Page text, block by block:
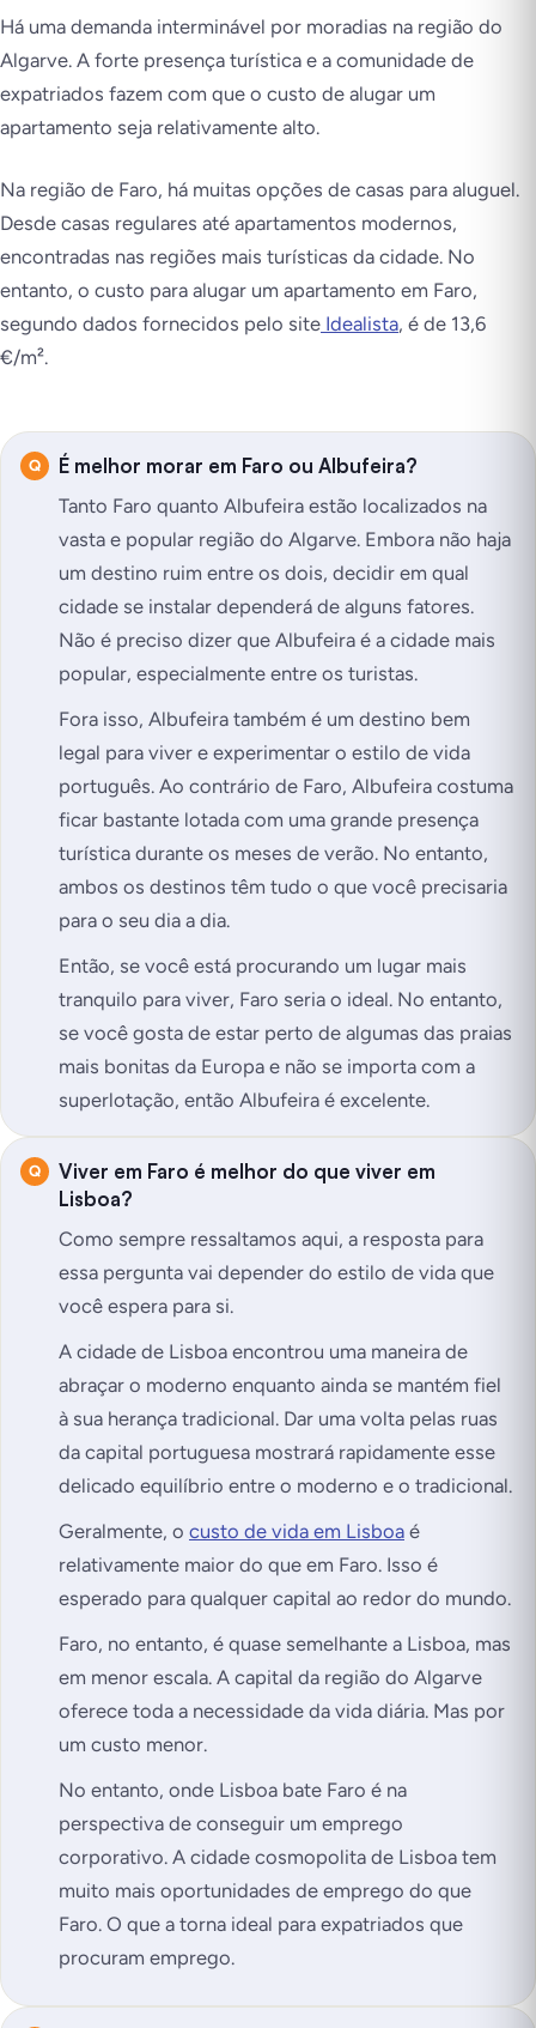
Há uma demanda interminável por moradias na região do
Algarve. A forte presença turística e a comunidade de
expatriados fazem com que o custo de alugar um
apartamento seja relativamente alto.
Na região de Faro, há muitas opções de casas para aluguel.
Desde casas regulares até apartamentos modernos,
encontradas nas regiões mais turísticas da cidade. No
entanto, o custo para alugar um apartamento em Faro,
segundo dados fornecidos pelo site Idealista, é de 13,6
€/m².
É melhor morar em Faro ou Albufeira?
Tanto Faro quanto Albufeira estão localizados na
vasta e popular região do Algarve. Embora não haja
um destino ruim entre os dois, decidir em qual
cidade se instalar dependerá de alguns fatores.
Não é preciso dizer que Albufeira é a cidade mais
popular, especialmente entre os turistas.
Fora isso, Albufeira também é um destino bem
legal para viver e experimentar o estilo de vida
português. Ao contrário de Faro, Albufeira costuma
ficar bastante lotada com uma grande presença
turística durante os meses de verão. No entanto,
ambos os destinos têm tudo o que você precisaria
para o seu dia a dia.
Então, se você está procurando um lugar mais
tranquilo para viver, Faro seria o ideal. No entanto,
se você gosta de estar perto de algumas das praias
mais bonitas da Europa e não se importa com a
superlotação, então Albufeira é excelente.
Viver em Faro é melhor do que viver em
Lisboa?
Como sempre ressaltamos aqui, a resposta para
essa pergunta vai depender do estilo de vida que
você espera para si.
A cidade de Lisboa encontrou uma maneira de
abraçar o moderno enquanto ainda se mantém fiel
à sua herança tradicional. Dar uma volta pelas ruas
da capital portuguesa mostrará rapidamente esse
delicado equilíbrio entre o moderno e o tradicional.
Geralmente, o custo de vida em Lisboa é
relativamente maior do que em Faro. Isso é
esperado para qualquer capital ao redor do mundo.
Faro, no entanto, é quase semelhante a Lisboa, mas
em menor escala. A capital da região do Algarve
oferece toda a necessidade da vida diária. Mas por
um custo menor.
No entanto, onde Lisboa bate Faro é na
perspectiva de conseguir um emprego
corporativo. A cidade cosmopolita de Lisboa tem
muito mais oportunidades de emprego do que
Faro. O que a torna ideal para expatriados que
procuram emprego.